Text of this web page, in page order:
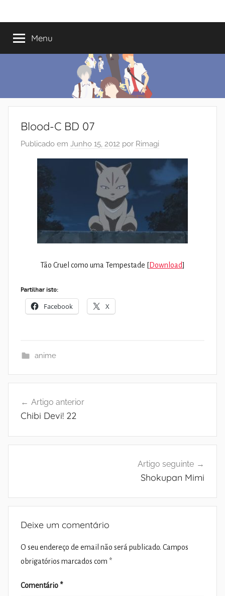
paraMundo
do
anos
a
romances
Menu
Blood-C BD 07
Publicado em Junho 15, 2012 por Rimagi
Tão Cruel como uma Tempestade [Download]
Partilhar isto:
Facebook X
anime
Artigo anterior
Chibi Devi! 22
Artigo seguinte
Shokupan Mimi
Deixe um comentário
O seu endereço de email não será publicado. Campos
obrigatórios marcados com *
Comentário *